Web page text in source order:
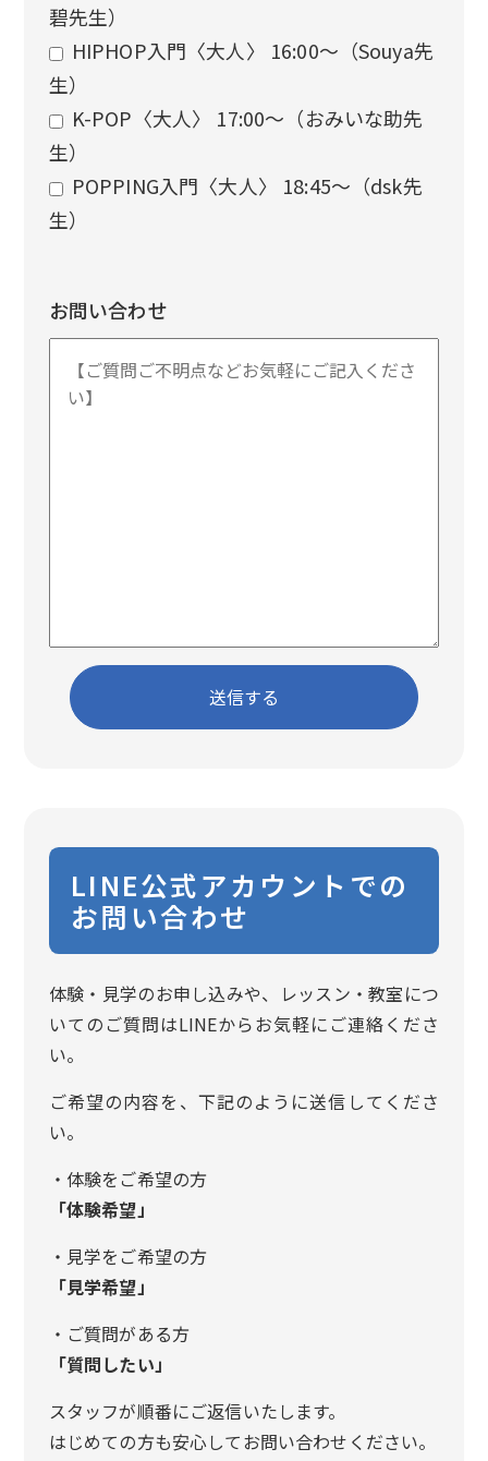
碧先生）
HIPHOP入門〈大人〉 16:00〜（Souya先
生）
K-POP〈大人〉 17:00〜（おみいな助先
生）
POPPING入門〈大人〉 18:45〜（dsk先
生）
お問い合わせ
LINE公式アカウントでの
お問い合わせ
体験・見学のお申し込みや、レッスン・教室につ
いてのご質問はLINEからお気軽にご連絡くださ
い。
ご希望の内容を、下記のように送信してくださ
い。
・体験をご希望の方
「体験希望」
・見学をご希望の方
「見学希望」
・ご質問がある方
「質問したい」
スタッフが順番にご返信いたします。
はじめての方も安心してお問い合わせください。